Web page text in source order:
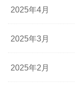
2025年4月
2025年3月
2025年2月